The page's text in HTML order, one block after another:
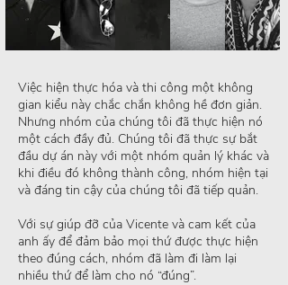
Việc hiện thực hóa và thi công một không
gian kiểu này chắc chắn không hề đơn giản.
Nhưng nhóm của chúng tôi đã thực hiện nó
một cách đầy đủ. Chúng tôi đã thực sự bắt
đầu dự án này với một nhóm quản lý khác và
khi điều đó không thành công, nhóm hiện tại
và đáng tin cậy của chúng tôi đã tiếp quản.
Với sự giúp đỡ của Vicente và cam kết của
anh ấy để đảm bảo mọi thứ được thực hiện
theo đúng cách, nhóm đã làm đi làm lại
nhiều thứ để làm cho nó “đúng”.